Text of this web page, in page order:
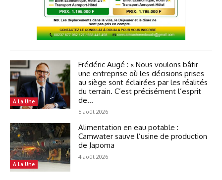
A La Une
Frédéric Augé : « Nous voulons bâtir
une entreprise où les décisions prises
au siège sont éclairées par les réalités
du terrain. C’est précisément l’esprit
de...
5 août 2026
A La Une
Alimentation en eau potable :
Camwater sauve l’usine de production
de Japoma
4 août 2026